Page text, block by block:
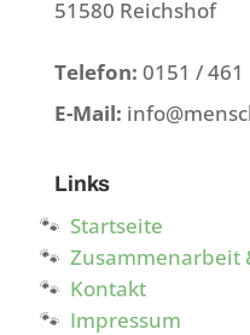
51580 Reichshof
Telefon: 0151 / 461
E-Mail:
Links
Startseite
Zusammenarbeit
Kontakt
Impressum